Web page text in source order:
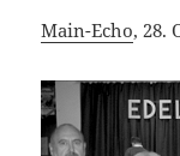
Main-Echo, 28.